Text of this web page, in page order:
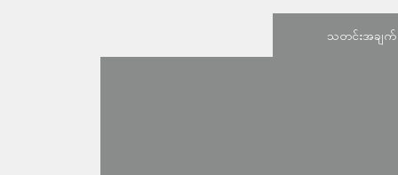
သတင်းအခ